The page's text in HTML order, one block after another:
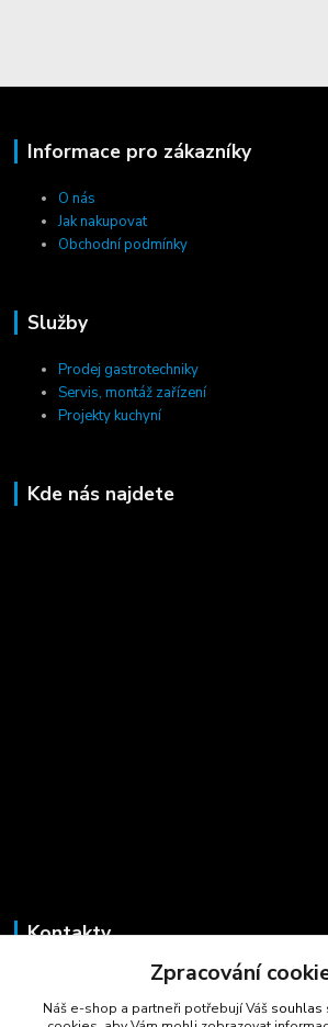
Informace pro zákazníky
O nás
Jak nakupovat
Obchodní podmínky
Služby
Prodej gastrotechniky
Servis, montáž zařízení
Projekty kuchyní
Kde nás najdete
Kontakty
+420 723 725 881
Zpracování
Náš e-shop a partneři potřebují Váš souhlas